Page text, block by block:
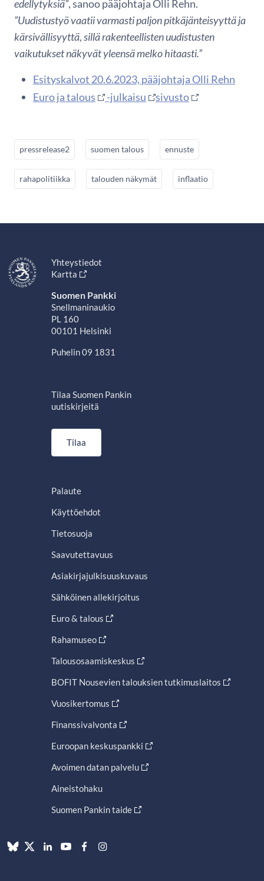
edellytyksiä”, sanoo pääjohtaja Olli Rehn.
”Uudistustyö vaatii varmasti paljon pitkäjänteisyyttä ja
kärsivällisyyttä, sillä rakenteellisten uudistusten
vaikutukset näkyvät yleensä melko hitaasti.”
Esityskalvot 20.6.2023, pääjohtaja Olli Rehn
Euro ja talous
-julkaisu sivusto
pressrelease2 suomen talous ennuste
rahapolitiikka talouden näkymät inflaatio
Yhteystiedot
Kartta
Suomen Pankki
Snellmaninaukio
PL 160
00101 Helsinki
Puhelin 09 1831
Tilaa Suomen Pankin
uutiskirjeitä
Tilaa
Palaute
Käyttöehdot
Tietosuoja
Saavutettavuus
Asiakirjajulkisuuskuvaus
Sähköinen allekirjoitus
Euro & talous
Rahamuseo
Talousosaamiskeskus
BOFIT Nousevien talouksien tutkimuslaitos
Vuosikertomus
Finanssivalvonta
Euroopan keskuspankki
Avoimen datan palvelu
Aineistohaku
Suomen Pankin taide